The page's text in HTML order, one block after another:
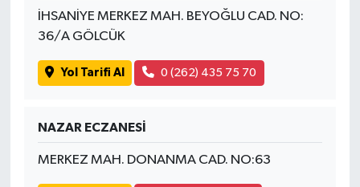
İHSANİYE MERKEZ MAH. BEYOĞLU CAD. NO:
36/A GÖLCÜK
Yol Tarifi Al 0 (262) 435 75 70
NAZAR ECZANESİ
MERKEZ MAH. DONANMA CAD. NO:63